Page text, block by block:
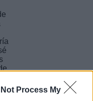
Not Process My